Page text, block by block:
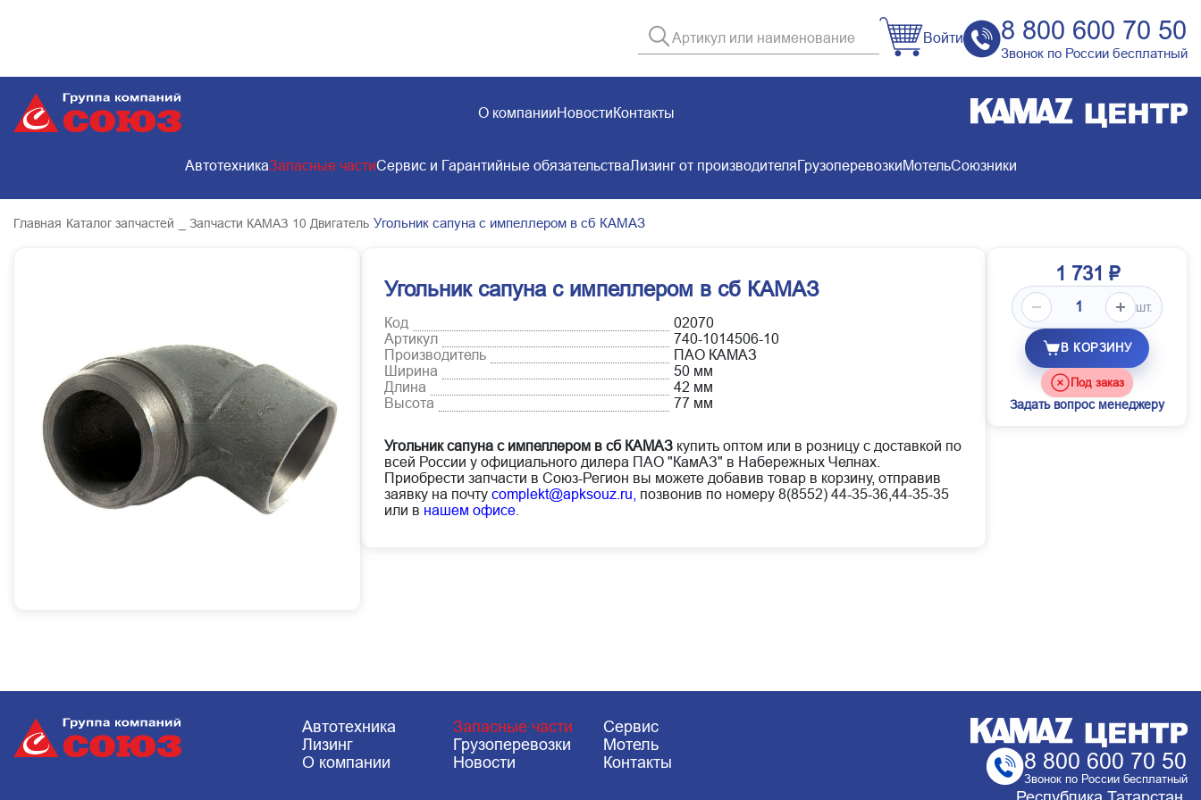
Войти 8 800 600 70 50
Звонок по России бесплатный
О компанииНовостиКонтакты
АвтотехникаЗапасные частиСервис и Гарантийные обязательстваЛизинг от производителяГрузоперевозкиМотельСоюзники
Главная Каталог запчастей _ Запчасти КАМАЗ 10 Двигатель Угольник сапуна с импеллером в сб КАМАЗ
Угольник сапуна с импеллером в сб КАМАЗ
Код
02070
Артикул
740-1014506-10
Производитель
ПАО КАМАЗ
Ширина
50 мм
Длина
42 мм
Высота
77 мм
Угольник сапуна с импеллером в сб КАМАЗ купить оптом или в розницу с доставкой по
всей России у официального дилера ПАО "КамАЗ" в Набережных Челнах.
Приобрести запчасти в Союз-Регион вы можете добавив товар в корзину, отправив
заявку на почту complekt@apksouz.ru, позвонив по номеру 8(8552) 44-35-36,44-35-35
или в нашем офисе
1 731 ₽
шт.
В КОРЗИНУ
Под заказ
Задать вопрос менеджеру
Автотехника Запасные части
Сервис
Лизинг
Грузоперевозки
Мотель
О компании
Новости Контакты 8 800 600 70 50
Звонок по России бесплатный